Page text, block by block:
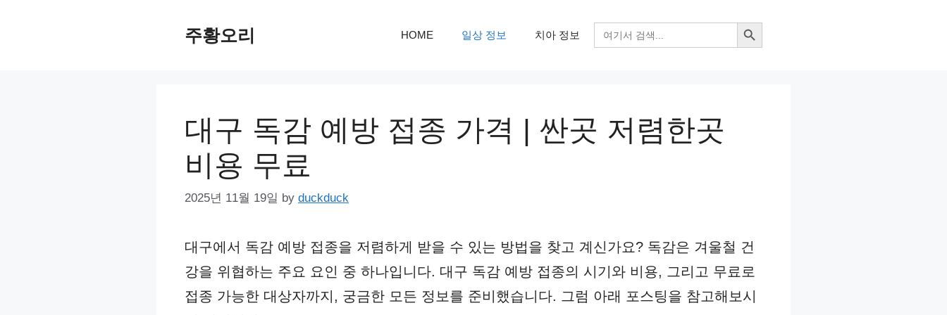
주황오리 HOME 일상 정보 치아 정보
검
색:
검색 버튼
대구 독감 예방 접종 가격 | 싼곳 저렴한곳
비용 무료
2025년 11월 19일 by duckduck
대구에서 독감 예방 접종을 저렴하게 받을 수 있는 방법을 찾고 계신가요? 독감은 겨울철 건
강을 위협하는 주요 요인 중 하나입니다. 대구 독감 예방 접종의 시기와 비용, 그리고 무료로
접종 가능한 대상자까지, 궁금한 모든 정보를 준비했습니다. 그럼 아래 포스팅을 참고해보시